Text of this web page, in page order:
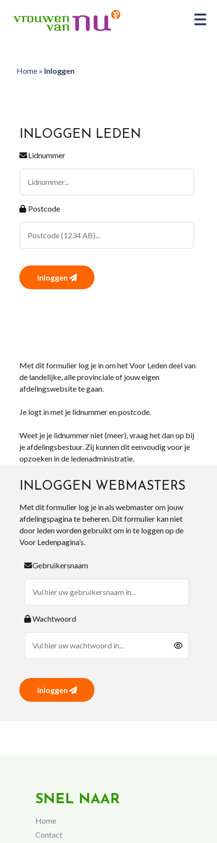
Home» Inloggen
INLOGGEN LEDEN
Lidnummer
Postcode
Inloggen
Met dit formulier log je in om het Voor Leden deel van
de landelijke, alle provinciale of jouw eigen
afdelingswebsite te gaan.
Je logt in met je lidnummer en postcode.
Weet je je lidnummer niet (meer), vraag het dan op bij
je afdelingsbestuur. Zij kunnen dit eenvoudig voor je
opzoeken in de ledenadministratie.
INLOGGEN WEBMASTERS
Met dit formulier log je in als webmaster om jouw
afdelingspagina te beheren. Dit formulier kan niet
door leden worden gebruikt om in te loggen op de
Voor Ledenpagina’s.
Gebruikersnaam
Wachtwoord
Inloggen
SNEL NAAR
Home
Contact